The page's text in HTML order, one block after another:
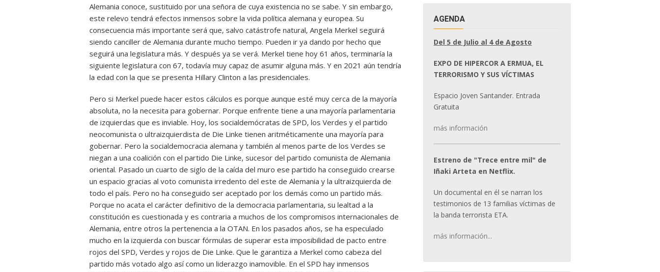
Alemania conoce, sustituido por una señora de cuya existencia no se sabe. Y sin embargo,
este relevo tendrá efectos inmensos sobre la vida política alemana y europea. Su
consecuencia más importante será que, salvo catástrofe natural, Angela Merkel seguirá
siendo canciller de Alemania durante mucho tiempo. Pueden ir ya dando por hecho que
seguirá una legislatura más. Y después ya se verá. Merkel tiene hoy 61 años, terminaría la
siguiente legislatura con 67, todavía muy capaz de asumir alguna más. Y en 2021 aún tendría
la edad con la que se presenta Hillary Clinton a las presidenciales.
Pero si Merkel puede hacer estos cálculos es porque aunque esté muy cerca de la mayoría
absoluta, no la necesita para gobernar. Porque enfrente tiene a una mayoría parlamentaria
de izquierdas que es inviable. Hoy, los socialdemócratas de SPD, los Verdes y el partido
neocomunista o ultraizquierdista de Die Linke tienen aritméticamente una mayoría para
gobernar. Pero la socialdemocracia alemana y también al menos parte de los Verdes se
niegan a una coalición con el partido Die Linke, sucesor del partido comunista de Alemania
oriental. Pasado un cuarto de siglo de la caída del muro ese partido ha conseguido crearse
un espacio gracias al voto comunista irredento del este de Alemania y la ultraizquierda de
todo el país. Pero no ha conseguido ser aceptado por los demás como un partido más.
Porque no acata el carácter definitivo de la democracia parlamentaria, su lealtad a la
constitución es cuestionada y es contraria a muchos de los compromisos internacionales de
Alemania, entre otros la pertenencia a la OTAN. En los pasados años, se ha especulado
mucho en la izquierda con buscar fórmulas de superar esta imposibilidad de pacto entre
rojos del SPD, Verdes y rojos de Die Linke. Que le garantiza a Merkel como cabeza del
partido más votado algo así como un liderazgo inamovible. En el SPD hay inmensos
AGENDA
Del 5 de Julio al 4 de Agosto
EXPO DE HIPERCOR A ERMUA, EL
TERRORISMO Y SUS VÍCTIMAS
Espacio Joven Santander. Entrada
Gratuita
más información
Estreno de "Trece entre mil" de
Iñaki Arteta en Netflix.
Un documental en él se narran los
testimonios de 13 familias víctimas de
la banda terrorista ETA.
más información...